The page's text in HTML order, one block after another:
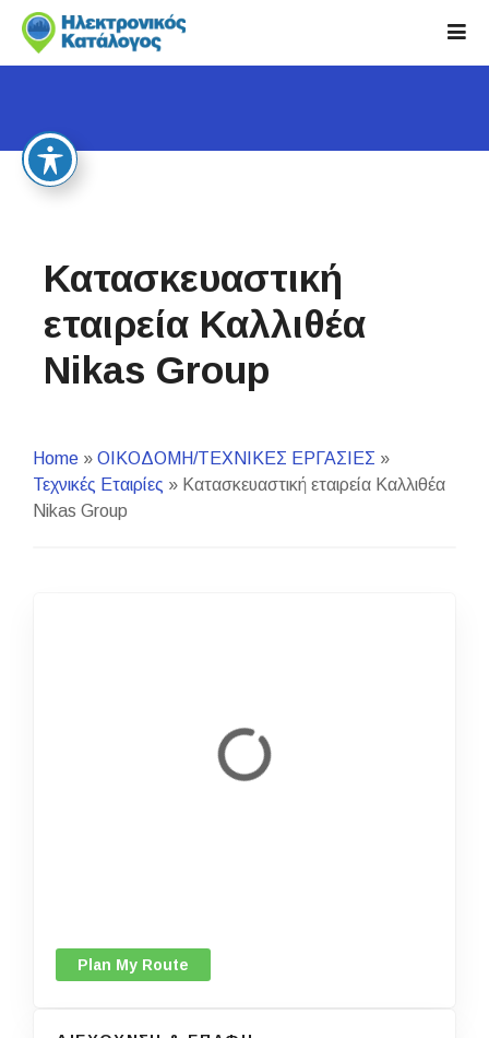
i
Κατασκευαστική
εταιρεία Καλλιθέα
Nikas Group
Home » ΟΙΚΟΔΟΜΗ/ΤΕΧΝΙΚΕΣ ΕΡΓΑΣΙΕΣ »
Τεχνικές Εταιρίες » Κατασκευαστική εταιρεία Καλλιθέα
Nikas Group
Plan My Route